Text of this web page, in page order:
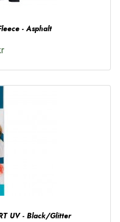
- Asphalt
UV - Black/Glitter